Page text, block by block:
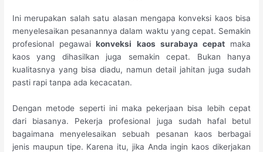
Ini merupakan salah satu alasan mengapa konveksi kaos bisa
menyelesaikan pesanannya dalam waktu yang cepat. Semakin
profesional pegawai konveksi kaos surabaya cepatmaka
kaos yang dihasilkan juga semakin cepat. Bukan hanya
kualitasnya yang bisa diadu, namun detail jahitan juga sudah
pasti rapi tanpa ada kecacatan.
Dengan metode seperti ini maka pekerjaan bisa lebih cepat
dari biasanya. Pekerja profesional juga sudah hafal betul
bagaimana menyelesaikan sebuah pesanan kaos berbagai
jenis maupun tipe. Karena itu, jika Anda ingin kaos dikerjakan